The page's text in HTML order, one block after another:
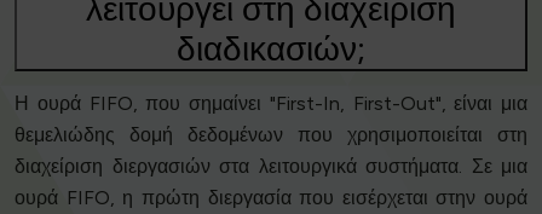
λειτουργεί στη διαχείριση
διαδικασιών;
Η ουρά FIFO, που σημαίνει "First-In, First-Out", είναι μια
θεμελιώδης δομή δεδομένων που χρησιμοποιείται στη
διαχείριση διεργασιών στα λειτουργικά συστήματα. Σε μια
ουρά FIFO, η πρώτη διεργασία που εισέρχεται στην ουρά